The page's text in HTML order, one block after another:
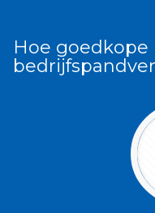
Hoe goedkope